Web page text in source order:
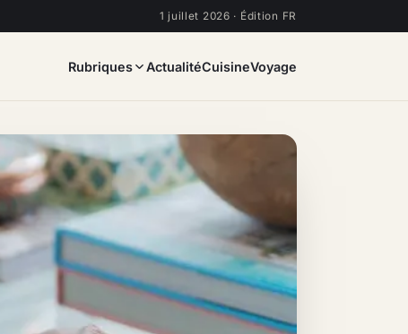
1 juillet 2026 · Édition FR
Rubriques ActualitéCuisineVoyage